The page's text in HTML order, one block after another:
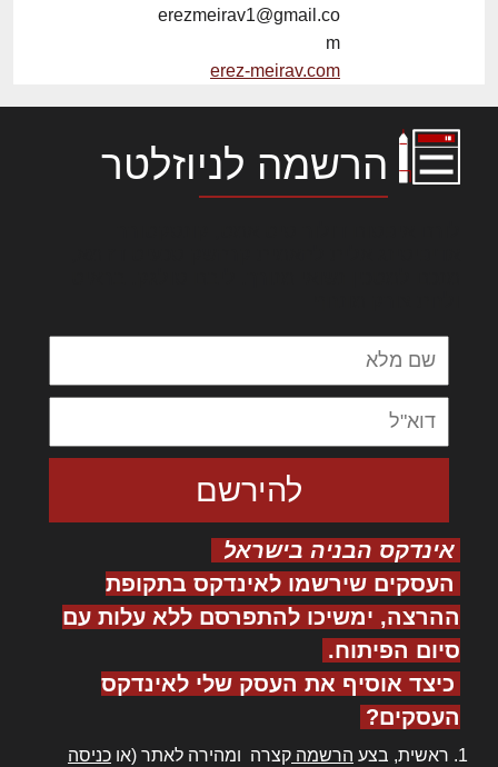
erezmeirav1@gmail.co
m
erez-meirav.com
הרשמה לניוזלטר
אינדקס הבניה בישראל
העסקים שירשמו לאינדקס בתקופת
ההרצה, ימשיכו להתפרסם ללא עלות עם
סיום הפיתוח.
כיצד אוסיף את העסק שלי לאינדקס
העסקים?
ראשית, בצע הרשמה קצרה ומהירה לאתר (או כניסה